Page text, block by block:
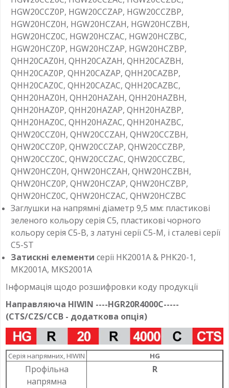
HGW20CCZ0P, HGW20CCZAP, HGW20CCZBP,
HGW20HCZ0H, HGW20HCZAH, HGW20HCZBH,
HGW20HCZ0C, HGW20HCZAC, HGW20HCZBC,
HGW20HCZ0P, HGW20HCZAP, HGW20HCZBP,
QHH20CAZ0H, QHH20CAZAH, QHH20CAZBH,
QHH20CAZ0P, QHH20CAZAP, QHH20CAZBP,
QHH20CAZ0C, QHH20CAZAC, QHH20CAZBC,
QHH20HAZ0H, QHH20HAZAH, QHH20HAZBH,
QHH20HAZ0P, QHH20HAZAP, QHH20HAZBP,
QHH20HAZ0C, QHH20HAZAC, QHH20HAZBC,
QHW20CCZ0H, QHW20CCZAH, QHW20CCZBH,
QHW20CCZ0P, QHW20CCZAP, QHW20CCZBP,
QHW20CCZ0C, QHW20CCZAC, QHW20CCZBC,
QHW20HCZ0H, QHW20HCZAH, QHW20HCZBH,
QHW20HCZ0P, QHW20HCZAP, QHW20HCZBP,
QHW20HCZ0C, QHW20HCZAC, QHW20HCZBC
Заглушки на напрямні діаметр 9,5 мм: пластикові
зеленого кольору серія С5, пластикові чорного
кольору серія С5-B, з латуні серії С5-М, і сталеві серії
С5-ST
Затискні елементи серії HK2001A & PHK20-1,
MK2001A, MKS2001A
Інформація щодо розшифровки коду продукції
Направляюча HIWIN ----HGR20R4000C-----
(CTS/CZS/CCB - додаткова опція)
Серія напрямних, HIWIN HG
Профільна
напрямна
R